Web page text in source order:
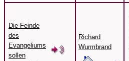
Die Feinde
des
Evangeliums
sollen
Richard
Wurmbrand